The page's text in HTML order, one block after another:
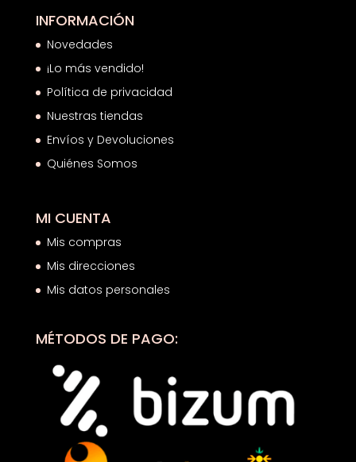
INFORMACIÓN
Novedades
¡Lo más vendido!
Política de privacidad
Nuestras tiendas
Envíos y Devoluciones
Quiénes Somos
MI CUENTA
Mis compras
Mis direcciones
Mis datos personales
MÉTODOS DE PAGO: